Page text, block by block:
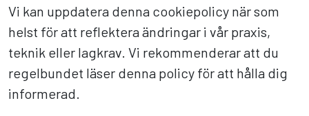
Vi kan uppdatera denna cookiepolicy när som
helst för att reflektera ändringar i vår praxis,
teknik eller lagkrav. Vi rekommenderar att du
regelbundet läser denna policy för att hålla dig
informerad.